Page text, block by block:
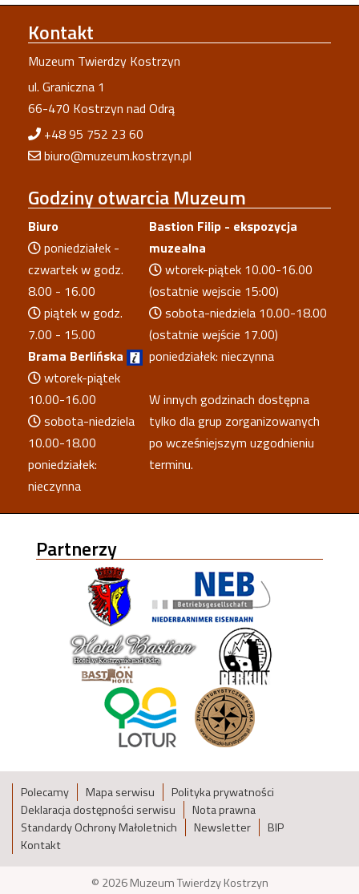
Kontakt
Muzeum Twierdzy Kostrzyn
ul. Graniczna 1
66-470 Kostrzyn nad Odrą
+48 95 752 23 60
biuro@muzeum.kostrzyn.pl
Godzinyotwarcia Muzeum
Biuro
poniedziałek -
czwartek w godz.
8.00 - 16.00
piątek w godz.
7.00 - 15.00
Brama Berlińska
wtorek-piątek
10.00-16.00
sobota-niedziela
10.00-18.00
poniedziałek:
nieczynna
Bastion Filip - ekspozycja
muzealna
wtorek-piątek 10.00-16.00
(ostatnie wejscie 15:00)
sobota-niedziela 10.00-18.00
(ostatnie wejście 17.00)
poniedziałek: nieczynna
W innych godzinach dostępna
tylko dla grup zorganizowanych
po wcześniejszym uzgodnieniu
terminu.
Partnerzy
Polecamy Mapa serwisu
Polityka prywatności
Deklaracja dostępności serwisu
Nota prawna
Standardy Ochrony Małoletnich
Newsletter
BIP
Kontakt
© 2026 Muzeum Twierdzy Kostrzyn